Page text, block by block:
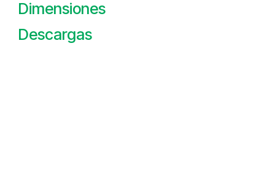
Dimensiones
Descargas